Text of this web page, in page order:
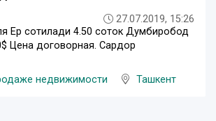
27.07.2019, 15:26
Ер сотилади 4.50 соток Думбиробод
Цена договорная. Сардор
недвижимости
Ташкент